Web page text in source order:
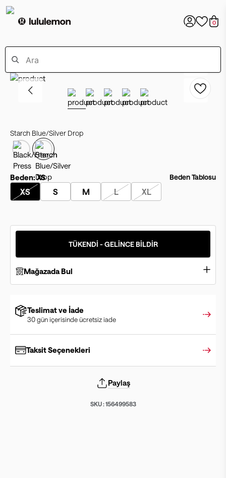
0
Starch Blue/Silver Drop
Beden:XS Beden Tablosu
XS S M L XL
TÜKENDİ - GELİNCE BİLDİR
Mağazada Bul
Teslimat ve İade
30 gün içerisinde ücretsiz iade
Taksit Seçenekleri
Paylaş
SKU :156499583